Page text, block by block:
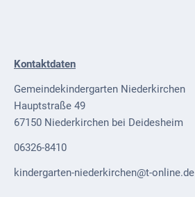
Gottesdienste
Infrastruktur
und
Versorgung
Baumaßnahmen
Kontaktdaten
Gemeindekindergarten Niederkirchen
Hauptstraße 49
67150 Niederkirchen bei Deidesheim
06326-8410
kindergarten-niederkirchen@t-online.de